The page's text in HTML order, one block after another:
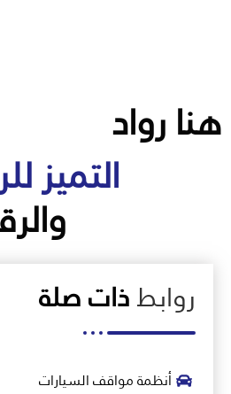
هنا رواد
التميز
روابطذات صلة
أنظمة مواقف السيارات